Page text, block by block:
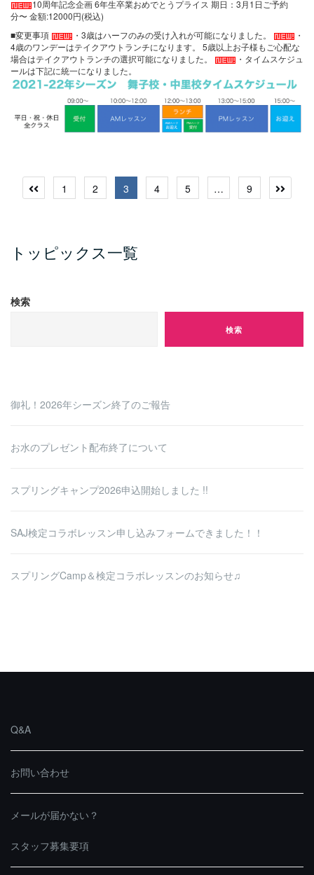
10周年記念企画6年生卒業おめでとうプライス 期日：3月1日ご予約
分〜金額:12000円(税込)
■変更事項
・3歳はハーフのみの受け入れが可能になりました。
・
4歳のワンデーはテイクアウトランチになります。
5歳以上お子様もご心配な
場合はテイクアウトランチの選択可能になりました。
・タイムスケジュ
ールは下記に統一になりました。
投
ペ
ジ
1 2 3 4 5 … 9
トッピックス一覧
検索
検索
御礼！2026年シーズン終了のご報告
お水のプレゼント配布終了について
スプリングキャンプ2026申込開始しました !!
SAJ検定コラボレッスン申し込みフォームできました！！
スプリングCamp＆検定コラボレッスンのお知らせ♫
Q&A
お問い合わせ
メールが届かない？
スタッフ募集要項